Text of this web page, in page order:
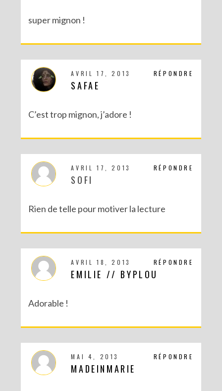
super mignon !
RÉPONDRE
AVRIL 17, 2013
SAFAE
C’est trop mignon, j’adore !
RÉPONDRE
AVRIL 17, 2013
SOFI
Rien de telle pour motiver la lecture
RÉPONDRE
AVRIL 18, 2013
EMILIE // BYPLOU
Adorable !
RÉPONDRE
MAI 4, 2013
MADEINMARIE